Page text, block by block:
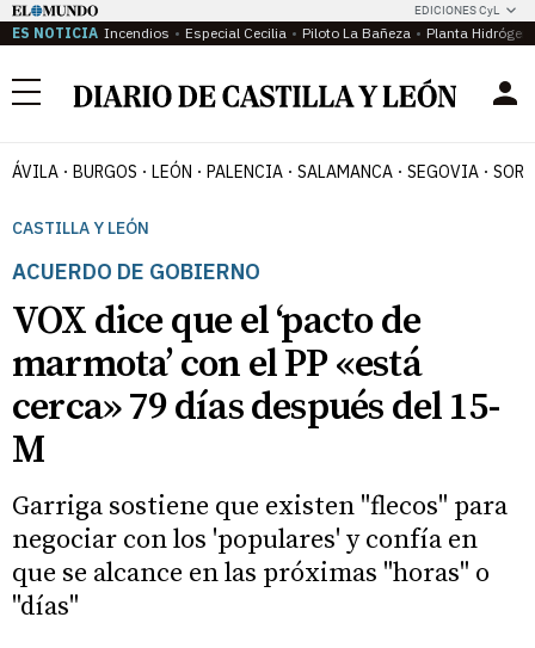
EDICIONES CyL
ES NOTICIA Incendios Especial Cecilia Piloto La Bañeza Planta
Menú
ÁVILA BURGOS LEÓN PALENCIA SALAMANCA SEGOVIA
CASTILLA Y LEÓN
ACUERDO DE GOBIERNO
VOX dice que el ‘pacto de
marmota’ con el PP «está
cerca» 79 días después del 15-
M
Garriga sostiene que existen "flecos" para
negociar con los 'populares' y confía en
que se alcance en las próximas "horas" o
"días"